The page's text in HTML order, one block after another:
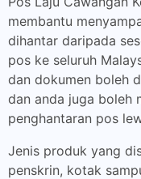
membantu
dihantar daripada
pos ke seluruh
dan dokumen boleh
dan anda juga boleh
penghantaran pos
Jenis produk yang
penskrin, kotak